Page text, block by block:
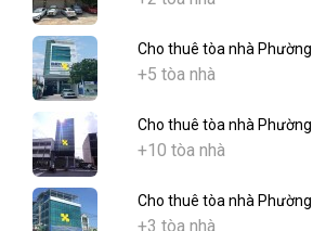
Cho thuê tòa nhà
+5 tòa nhà
Cho thuê tòa nhà
+10 tòa nhà
Cho thuê tòa nhà
+3 tòa nhà